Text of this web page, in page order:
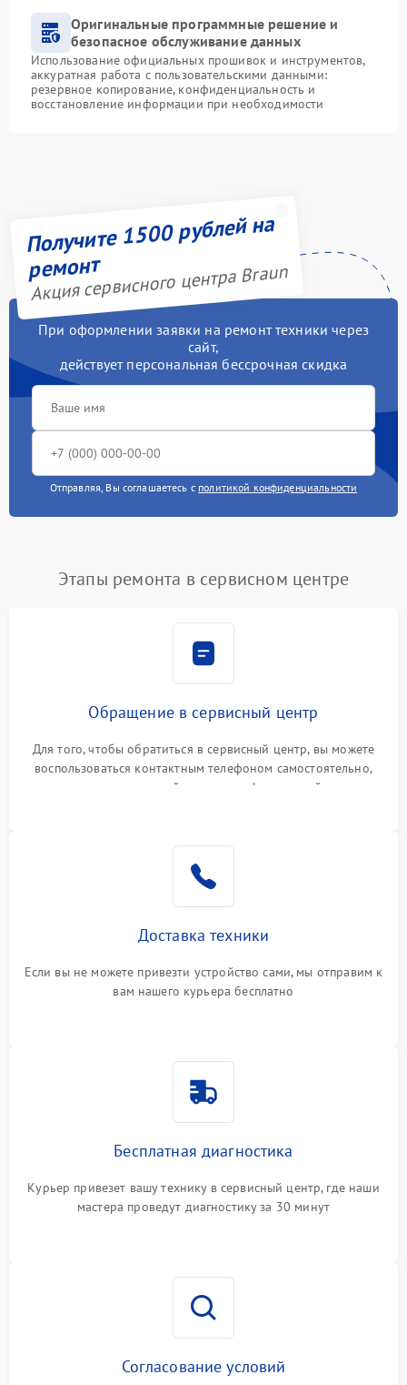
Оригинальные программные решение и
безопасное обслуживание данных
Использование официальных прошивок и инструментов,
аккуратная работа с пользовательскими данными:
резервное копирование, конфиденциальность и
восстановление информации при необходимости
Получите 1500 рублей на
ремонт
Акция сервисного центра Braun
При оформлении заявки на ремонт техники через
сайт,
действует персональная бессрочная скидка
Отправляя, Вы соглашаетесь с политикой конфиденциальности
Этапы ремонта в сервисном центре
Обращение в сервисный центр
Для того, чтобы обратиться в сервисный центр, вы можете
воспользоваться контактным телефоном самостоятельно,
или оставить свой номер телефона на сайте
Доставка техники
Если вы не можете привезти устройство сами, мы отправим к
вам нашего курьера бесплатно
Бесплатная диагностика
Курьер привезет вашу технику в сервисный центр, где наши
мастера проведут диагностику за 30 минут
Согласование условий